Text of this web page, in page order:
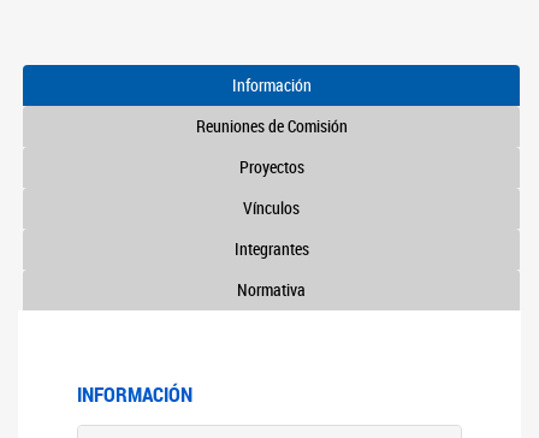
Información
Reuniones de Comisión
Proyectos
Vínculos
Integrantes
Normativa
INFORMACIÓN